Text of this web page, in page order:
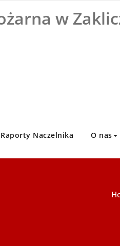
w
Raporty Naczelnika O nas